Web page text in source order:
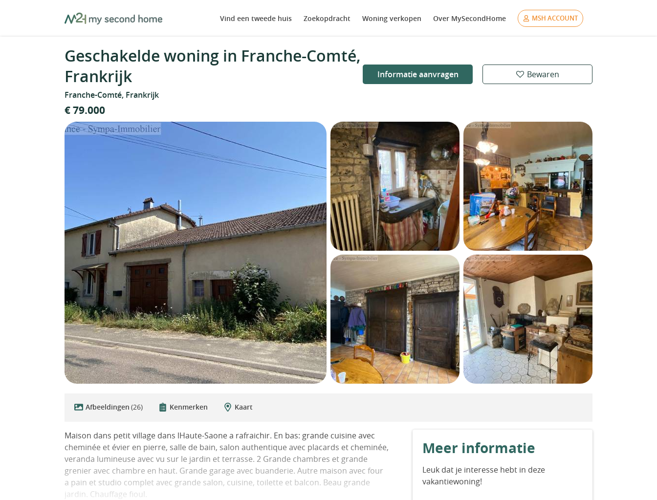
MySecondHome Vind een tweede huis Zoekopdracht Woning verkopen Over MySecondHome MSH ACCOUNT
Geschakelde woning in Franche-Comté,
Frankrijk
Franche-Comté, Frankrijk
Informatie aanvragen Bewaren
€ 79.000
Afbeeldingen (26) Kenmerken Kaart
Maison dans petit village dans lHaute-Saone a rafraichir. En bas: grande cuisine avec
cheminée et évier en pierre, salle de bain, salon authentique avec placards et cheminée,
veranda lumineuse avec vu sur le jardin et terrasse. 2 Grande chambres et grande
grenier avec chambre en haut. Grande garage avec buanderie. Autre maison avec four
a pain et studio complet avec grande salon, cuisine, toilette et balcon. Beau grande
jardin. Chauffage fioul.
Meer informatie
Leuk dat je interesse hebt in deze
vakantiewoning!